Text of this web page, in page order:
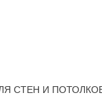
СТЕН И